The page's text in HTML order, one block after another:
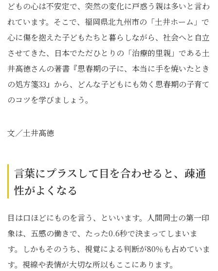
どもの心は不安定で、突然の変化に戸惑う親は多いと言わ
れています。そこで、福岡県北九州市の「土井ホーム」で
心に傷を抱えた子どもたちと暮らしながら、社会へと自立
させてきた、日本でただひとりの「治療的里親」である土
井髙徳さんの著書『思春期の子に、本当に手を焼いたとき
の処方箋33』から、どんな子どもにも効く思春期の子育て
のコツを学びましょう。
文／土井髙徳
言葉にプラスして目を合わせると、疎通
性がよくなる
目は口ほどにものを言う、といいます。人間同士の第一印
象は、五感の働きで、たった0.6秒で決まってしまいま
す。しかもそのうち、視覚による判断が80％も占めていま
す。視線や表情が大切な所以もここにあります。